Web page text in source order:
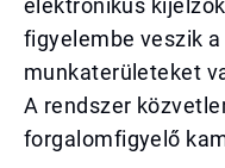
elektronikus
figyelembe veszik
munkaterületeket
A rendszer
forgalomfigyelő